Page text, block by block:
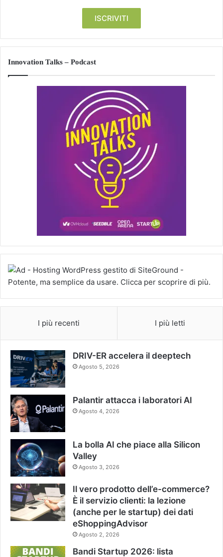
Innovation Talks – Podcast
I più recenti I più letti
DRIV-ER accelera il deeptech
Agosto 5, 2026
Palantir attacca i laboratori AI
Agosto 4, 2026
La bolla AI che piace alla Silicon
Valley
Agosto 3, 2026
Il vero prodotto dell’e-commerce?
È il servizio clienti: la lezione
(anche per le startup) dei dati
eShoppingAdvisor
Agosto 2, 2026
Bandi Startup 2026: lista